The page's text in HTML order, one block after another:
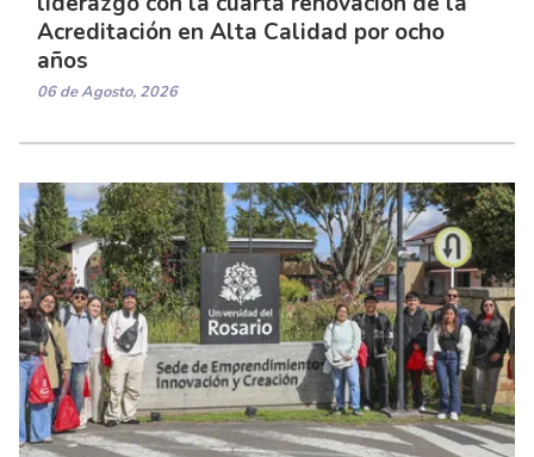
Acreditación en Alta Calidad por ocho
años
06 de Agosto, 2026